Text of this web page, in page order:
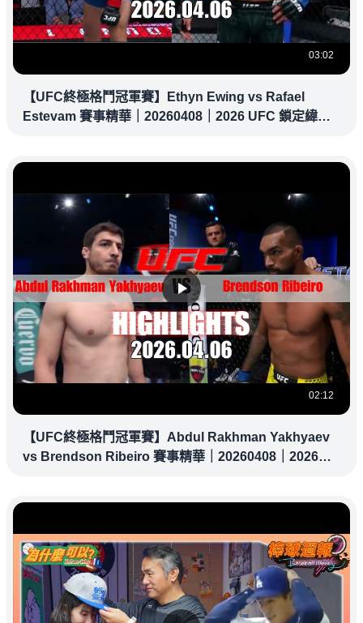
03:02
【UFC終極格鬥冠軍賽】Ethyn Ewing vs Rafael
Estevam 賽事精華｜20260408｜2026 UFC 鎖定緯
02:12
【UFC終極格鬥冠軍賽】Abdul Rakhman Yakhyaev
vs Brendson Ribeiro 賽事精華｜20260408｜2026